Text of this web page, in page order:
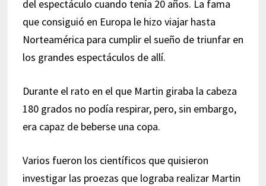
del espectáculo cuando tenía 20 años. La fama
que consiguió en Europa le hizo viajar hasta
Norteamérica para cumplir el sueño de triunfar en
los grandes espectáculos de allí.
Durante el rato en el que Martin giraba la cabeza
180 grados no podía respirar, pero, sin embargo,
era capaz de beberse una copa.
Varios fueron los científicos que quisieron
investigar las proezas que lograba realizar Martin